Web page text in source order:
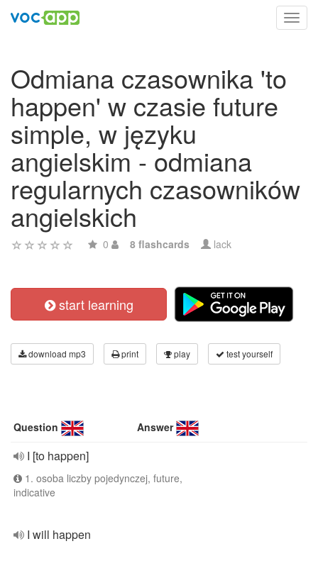
Odmiana czasownika 'to
happen' w czasie future
simple, w języku
angielskim - odmiana
regularnych czasowników
angielskich
0 8 flashcards lack
start learning
download mp3 print play test yourself
Question Answer
I [to happen]
1. osoba liczby pojedynczej, future,
indicative
I will happen